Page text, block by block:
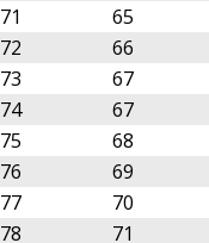
71 65
72 66
73 67
74 67
75 68
76 69
77 70
78 71